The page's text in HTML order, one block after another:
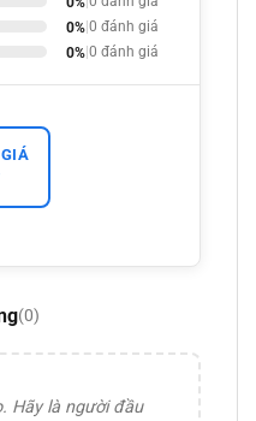
0%|0 đánh giá
0%|0 đánh giá
(0)
Hãy là người đầu